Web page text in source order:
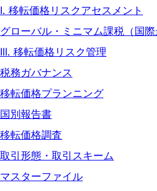
I. 移転価格リスクアセスメント
グローバル・ミニマム課税（国際
III. 移転価格リスク管理
税務ガバナンス
移転価格プランニング
国別報告書
移転価格調査
取引形態・取引スキーム
マスターファイル